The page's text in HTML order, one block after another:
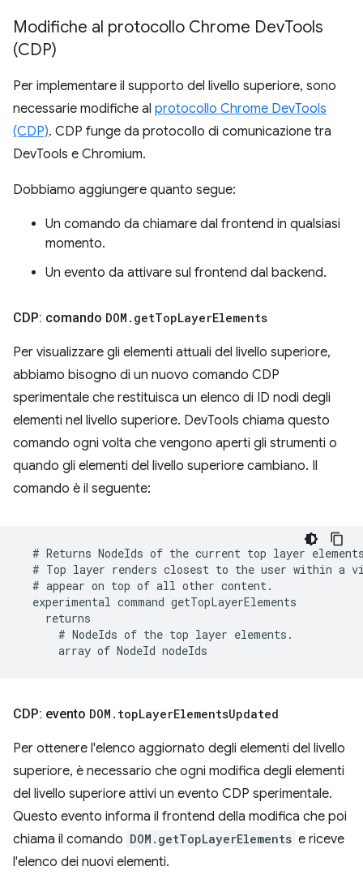
Modifiche al protocollo Chrome DevTools
(CDP)
Per implementare il supporto del livello superiore, sono
necessarie modifiche al protocollo Chrome DevTools
(CDP). CDP funge da protocollo di comunicazione tra
DevTools e Chromium.
Dobbiamo aggiungere quanto segue:
Un comando da chiamare dal frontend in qualsiasi
momento.
Un evento da attivare sul frontend dal backend.
CDP: comando DOM . getTopLayerElements
Per visualizzare gli elementi attuali del livello superiore,
abbiamo bisogno di un nuovo comando CDP
sperimentale che restituisca un elenco di ID nodi degli
elementi nel livello superiore. DevTools chiama questo
comando ogni volta che vengono aperti gli strumenti o
quando gli elementi del livello superiore cambiano. Il
comando è il seguente:
CDP: evento DOM . topLayerElementsUpdated
Per ottenere l'elenco aggiornato degli elementi del livello
superiore, è necessario che ogni modifica degli elementi
del livello superiore attivi un evento CDP sperimentale.
Questo evento informa il frontend della modifica che poi
chiama il comando DOM.getTopLayerElements e riceve
l'elenco dei nuovi elementi.